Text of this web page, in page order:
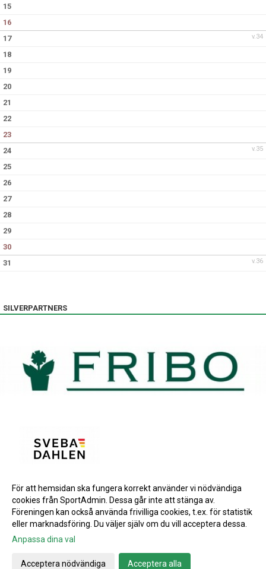
15
16
v.34
17
18
19
20
21
22
23
v.35
24
25
26
27
28
29
30
v.36
31
SILVERPARTNERS
BRONSPARTNERS
INSTAGRAM
Gå till Webbversion
För att hemsidan ska fungera korrekt använder vi nödvändiga
cookies från SportAdmin. Dessa går inte att stänga av.
Föreningen kan också använda frivilliga cookies, t.ex. för statistik
eller marknadsföring. Du väljer själv om du vill acceptera dessa.
Anpassa dina val
Acceptera nödvändiga Acceptera alla